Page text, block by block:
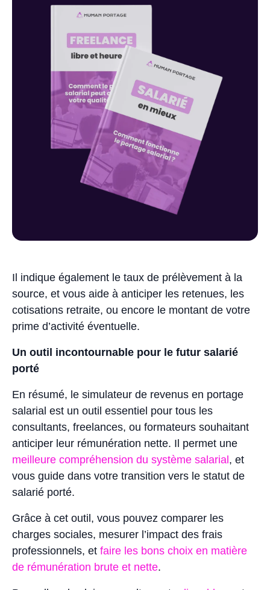
Il indique également le taux de prélèvement à la
source, et vous aide à anticiper les retenues, les
cotisations retraite, ou encore le montant de votre
prime d’activité éventuelle.
Un outil incontournable pour le futur salarié
porté
En résumé, le simulateur de revenus en portage
salarial est un outil essentiel pour tous les
consultants, freelances, ou formateurs souhaitant
anticiper leur rémunération nette. Il permet une
meilleure compréhension du système salarial, et
vous guide dans votre transition vers le statut de
salarié porté.
Grâce à cet outil, vous pouvez comparer les
charges sociales, mesurer l’impact des frais
professionnels, et faire les bons choix en matière
de rémunération brute et nette.